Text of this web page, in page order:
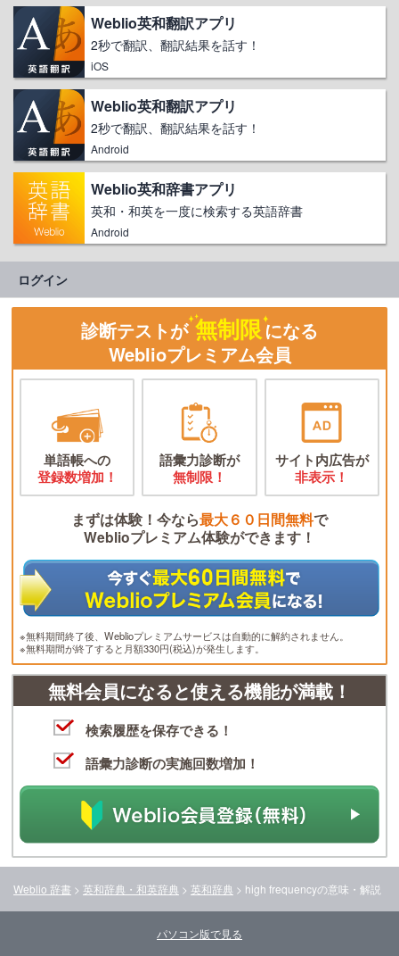
Weblio英和翻訳アプリ
2秒で翻訳、翻訳結果を話す！
iOS
Weblio英和翻訳アプリ
2秒で翻訳、翻訳結果を話す！
Android
Weblio英和辞書アプリ
英和・和英を一度に検索する英語辞書
Android
ログイン
診断テストが 無制限になる
Weblioプレミアム会員
単語帳への
登録数増加！
語彙力診断が
無制限！
サイト内広告が
非表示！
まずは体験！今なら最大６０日間無料で
Weblioプレミアム体験ができます！
※無料期間終了後、Weblioプレミアムサービスは自動的に解約されません。
※無料期間が終了すると月額330円(税込)が発生します。
無料会員になると使える機能が満載！
検索履歴を保存できる！
語彙力診断の実施回数増加！
Weblio 辞書 > 英和辞典・和英辞典 > 英和辞典 > high frequencyの意味・解説
パソコン版で見る